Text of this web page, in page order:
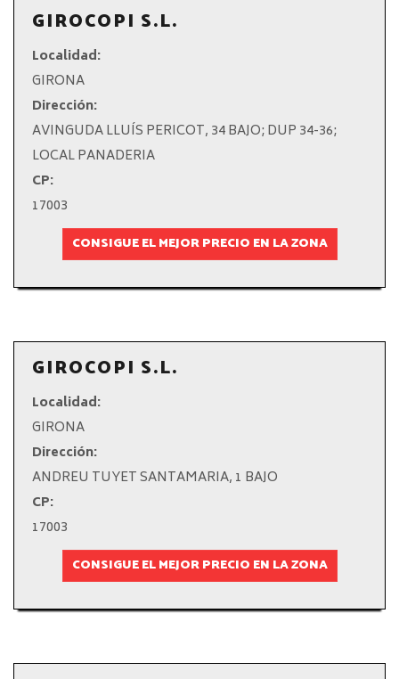
GIROCOPI S.L.
Localidad:
GIRONA
Dirección:
AVINGUDA LLUÍS PERICOT, 34 BAJO; DUP 34-36;
LOCAL PANADERIA
CP:
17003
CONSIGUE EL MEJOR PRECIO EN LA ZONA
GIROCOPI S.L.
Localidad:
GIRONA
Dirección:
ANDREU TUYET SANTAMARIA, 1 BAJO
CP:
17003
CONSIGUE EL MEJOR PRECIO EN LA ZONA